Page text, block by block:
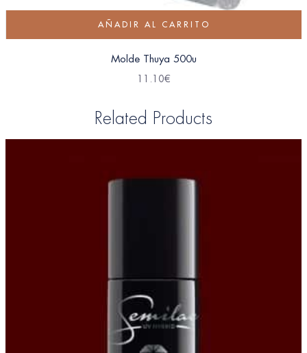
AÑADIR AL CARRITO
Molde Thuya 500u
11.10€
Related Products